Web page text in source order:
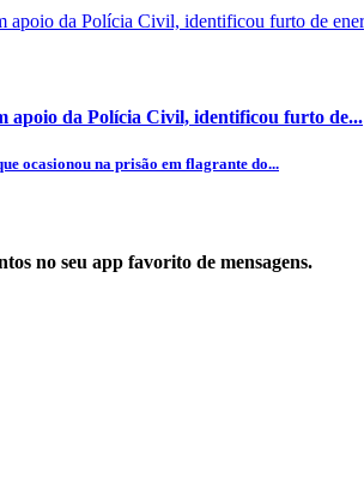
apoio da Polícia Civil, identificou furto de...
ocasionou na prisão em flagrante do...
no seu app favorito de mensagens.